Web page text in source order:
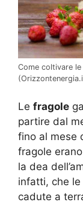
Come coltivare
Le fragole
partire dal
fino al mese
fragole
la dea
infatti, che le
cadute a